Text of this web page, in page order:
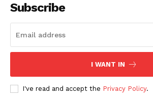
Subscribe
I WANT IN
I've read and accept the Privacy Policy.